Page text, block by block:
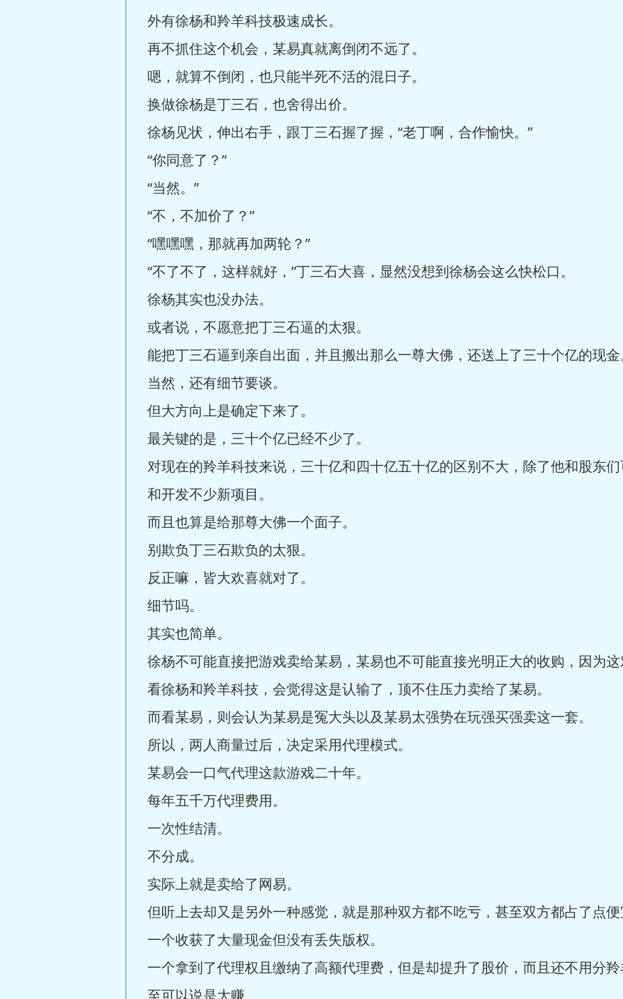
外有徐杨和羚羊科技极速成长。
再不抓住这个机会，某易真就离倒闭不远了。
嗯，就算不倒闭，也只能半死不活的混日子。
换做徐杨是丁三石，也舍得出价。
徐杨见状，伸出右手，跟丁三石握了握，“老丁啊，合作愉快。”
“你同意了？”
“当然。”
“不，不加价了？”
“嘿嘿嘿，那就再加两轮？”
“不了不了，这样就好，”丁三石大喜，显然没想到徐杨会这么快松口。
徐杨其实也没办法。
或者说，不愿意把丁三石逼的太狠。
能把丁三石逼到亲自出面，并且搬出那么一尊大佛，还送上了三十个亿的现
当然，还有细节要谈。
但大方向上是确定下来了。
最关键的是，三十个亿已经不少了。
对现在的羚羊科技来说，三十亿和四十亿五十亿的区别不大，除了他和股东
和开发不少新项目。
而且也算是给那尊大佛一个面子。
别欺负丁三石欺负的太狠。
反正嘛，皆大欢喜就对了。
细节吗。
其实也简单。
徐杨不可能直接把游戏卖给某易，某易也不可能直接光明正大的收购，因为
看徐杨和羚羊科技，会觉得这是认输了，顶不住压力卖给了某易。
而看某易，则会认为某易是冤大头以及某易太强势在玩强买强卖这一套。
所以，两人商量过后，决定采用代理模式。
某易会一口气代理这款游戏二十年。
每年五千万代理费用。
一次性结清。
不分成。
实际上就是卖给了网易。
但听上去却又是另外一种感觉，就是那种双方都不吃亏，甚至双方都占了点
一个收获了大量现金但没有丢失版权。
一个拿到了代理权且缴纳了高额代理费，但是却提升了股价，而且还不用分
至可以说是大赚。